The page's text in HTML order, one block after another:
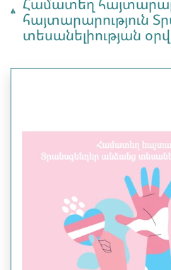
հայտարարություն
տեսանելիության